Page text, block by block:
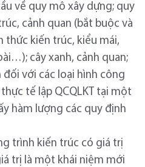
về quy mô xây dựng; quy
cảnh quan (bắt buộc và
thức kiến trúc, kiểu mái,
cây xanh, cảnh quan;
với các loại hình công
tế lập QCQLKT tại một
hàm lượng các quy định
trình kiến trúc có giá trị
trị là một khái niệm mới